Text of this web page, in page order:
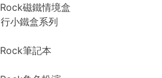
磁鐵情境盒
小鐵盒系列
筆記本